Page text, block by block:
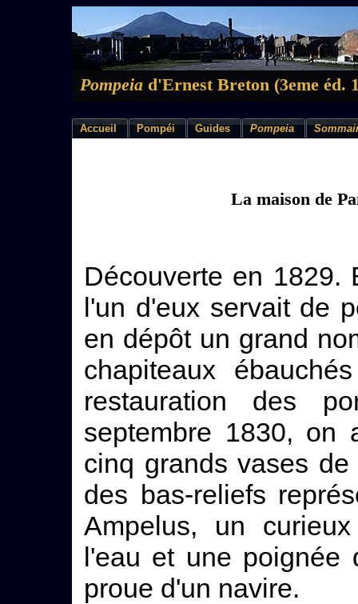
Pompeia d'Ernest Breton (3eme éd.
Accueil Pompéi Guides Pompeia
La maison de
Découverte en
l'un d'eux servait de
en dépôt un grand
chapiteaux
restauration des
septembre 1830, on
cinq grands vases
des bas-reliefs
Ampelus, un
l'eau et une poignée
proue d'un navire.